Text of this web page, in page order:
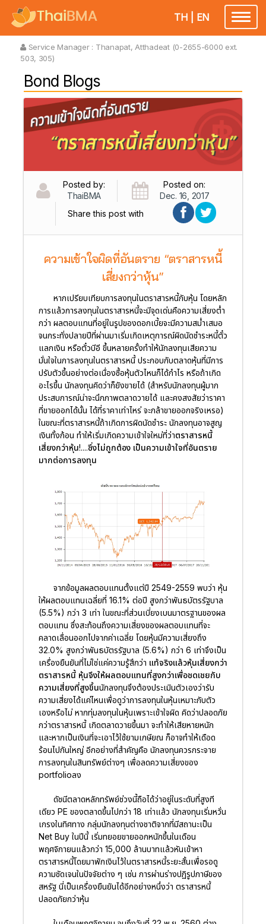
TH EN
Service Manager : Thanapat, Atthadeat (0-2655-6000 ext.
503, 305)
Bond Blogs
Posted by:
ThaiBMA
Posted on:
Dec. 16, 2017
Share this post with
ความเข้าใจผิดที่อันตราย “ตราสารหนี้
เสี่ยงกว่าหุ้น”
หากเปรียบเทียบการลงทุนในตราสารหนี้กับหุ้น โดยหลัก
การแล้วการลงทุนในตราสารหนี้จะมีจุดเด่นคือความเสี่ยงต่ำ
กว่า ผลตอบแทนที่อยู่ในรูปของดอกเบี้ยจะมีความสม่ำเสมอ
จนกระทั่งปลายปีที่ผ่านมาเริ่มเกิดเหตุการณ์ผิดนัดชำระหนี้ตั๋ว
แลกเงิน หรือตั๋วบีอี ขึ้นหลายครั้งทำให้นักลงทุนเสียความ
มั่นใจในการลงทุนในตราสารหนี้ ประกอบกับตลาดหุ้นที่มีการ
ปรับตัวขึ้นอย่างต่อเนื่องซื้อหุ้นตัวไหนก็ได้กำไร หรือถ้าเกิด
อะไรขึ้น นักลงทุนคิดว่าก็ยังขายได้ (สำหรับนักลงทุนผู้มาก
ประสบการณ์น่าจะนึกภาพตลาดวายได้ และคงสงสัยว่าราคา
ที่ขายออกได้นั้น ได้ที่ราคาเท่าไหร่ จะกล้าขายออกจริงเหรอ)
ในขณะที่ตราสารหนี้ถ้าเกิดการผิดนัดชำระ นักลงทุนอาจสูญ
เงินทั้งก้อน ทำให้เริ่มเกิดความเข้าใจใหม่ที่ว่าตราสารหนี้
เสี่ยงกว่าหุ้น!....ซึ่งไม่ถูกต้อง เป็นความเข้าใจที่อันตราย
มากต่อการลงทุน
จากข้อมูลผลตอบแทนตั้งแต่ปี 2549-2559 พบว่า หุ้น
ให้ผลตอบแทนเฉลี่ยที่ 16.1% ต่อปี สูงกว่าพันธบัตรรัฐบาล
(5.5%) กว่า 3 เท่า ในขณะที่ส่วนเบี่ยงเบนมาตรฐานของผล
ตอบแทน ซึ่งสะท้อนถึงความเสี่ยงของผลตอบแทนที่จะ
คลาดเลื่อนออกไปจากค่าเฉลี่ย โดยหุ้นมีความเสี่ยงถึง
32.0% สูงกว่าพันธบัตรรัฐบาล (5.6%) กว่า 6 เท่าจึงเป็น
เครื่องยืนยันที่ไม่ใช่แค่ความรู้สึกว่า แท้จริงแล้วหุ้นเสี่ยงกว่า
ตราสารหนี้ หุ้นจึงให้ผลตอบแทนที่สูงกว่าเพื่อชดเชยกับ
ความเสี่ยงที่สูงขึ้นนักลงทุนจึงต้องประเมินตัวเองว่ารับ
ความเสี่ยงได้แค่ไหนเพื่อดูว่าการลงทุนในหุ้นเหมาะกับตัว
เองหรือไม่ หากทุ่มลงทุนในหุ้นเพราะเข้าใจผิด คิดว่าปลอดภัย
กว่าตราสารหนี้ เกิดตลาดวายขึ้นมา จะทำให้เสียหายหนัก
และหากเป็นเงินที่จะเอาไว้ใช้ยามเกษียณ ก็อาจทำให้เดือด
ร้อนไปกันใหญ่ อีกอย่างที่สำคัญคือ นักลงทุนควรกระจาย
การลงทุนในสินทรัพย์ต่างๆ เพื่อลดความเสี่ยงของ
portfolioลง
ดัชนีตลาดหลักทรัพย์ช่วงนี้ถือได้ว่าอยู่ในระดับที่สูงที
เดียว PE ของตลาดขึ้นไปกว่า 18 เท่าแล้ว นักลงทุนเริ่มหวั่น
เกรงในทิศทาง กลุ่มนักลงทุนต่างชาติจากที่มีสถานะเป็น
Net Buy ในปีนี้ เริ่มทยอยขายออกหนักขึ้นในเดือน
พฤศจิกายนแล้วกว่า 15,000 ล้านบาทแล้วหันเข้าหา
ตราสารหนี้โดยมาพักเงินไว้ในตราสารหนี้ระยะสั้นเพื่อรอดู
ความชัดเจนในปัจจัยต่าง ๆ เช่น การผ่านร่างปฏิรูปภาษีของ
สหรัฐ นี่เป็นเครื่องยืนยันได้อีกอย่างหนึ่งว่า ตราสารหนี้
ปลอดภัยกว่าหุ้น